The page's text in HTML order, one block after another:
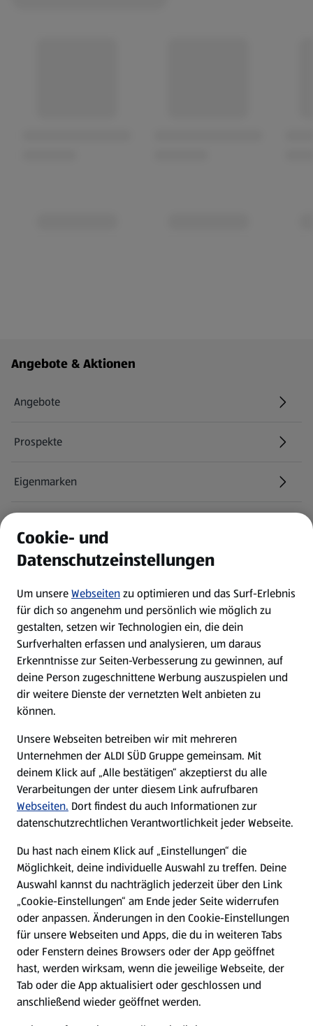
Fußzeilenmenü - weitere Links
Angebote & Aktionen
Angebote
Prospekte
Eigenmarken
Newsletter
WhatsApp
Über ALDI SÜD
Filialen
Nachhaltigkeit
Karriere
Presse
Hilfe & Kontakt
(öffnet in einem neuen Tab)
Unternehmen
Folge uns hier:
Cookie- und
Datenschutzeinstellungen
Um unsereWebseitenzu optimieren und das Surf-Erlebnis
für dich so angenehm und persönlich wie möglich zu
gestalten, setzen wir Technologien ein, die dein
Surfverhalten erfassen und analysieren, um daraus
Erkenntnisse zur Seiten-Verbesserung zu gewinnen, auf
deine Person zugeschnittene Werbung auszuspielen und
dir weitere Dienste der vernetzten Welt anbieten zu
können.
Unsere Webseiten betreiben wir mit mehreren
Unternehmen der ALDI SÜD Gruppe gemeinsam. Mit
deinem Klick auf „Alle bestätigen“ akzeptierst du alle
Verarbeitungen der unter diesem Link aufrufbaren
Webseiten. Dort findest du auch Informationen zur
datenschutzrechtlichen Verantwortlichkeit jeder Webseite.
Du hast nach einem Klick auf „Einstellungen“ die
Möglichkeit, deine individuelle Auswahl zu treffen. Deine
Auswahl kannst du nachträglich jederzeit über den Link
„Cookie-Einstellungen“ am Ende jeder Seite widerrufen
oder anpassen. Änderungen in den Cookie-Einstellungen
für unsere Webseiten und Apps, die du in weiteren Tabs
oder Fenstern deines Browsers oder der App geöffnet
hast, werden wirksam, wenn die jeweilige Webseite, der
Tab oder die App aktualisiert oder geschlossen und
anschließend wieder geöffnet werden.